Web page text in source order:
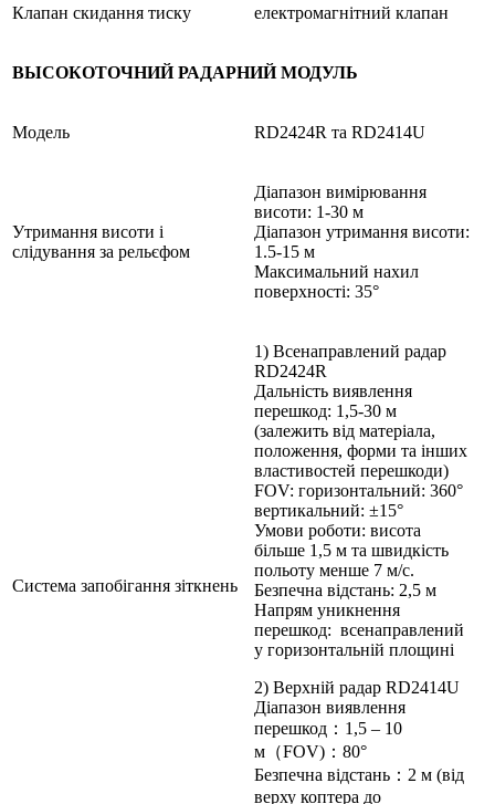
Клапан скидання тиску електромагнітний клапан
ВЫСОКОТОЧНИЙ РАДАРНИЙ МОДУЛЬ
Модель RD2424R та RD2414U
Утримання висоти і
слідування за рельєфом
Діапазон вимірювання
висоти: 1-30 м
Діапазон утримання висоти:
1.5-15 м
Максимальний нахил
поверхності: 35°
Система запобігання зіткнень
1) Всенаправлений радар
RD2424R
Дальність виявлення
перешкод: 1,5-30 м
(залежить від матеріала,
положення, форми та інших
властивостей перешкоди)
FOV: горизонтальний: 360°
вертикальний: ±15°
Умови роботи: висота
більше 1,5 м та швидкість
польоту менше 7 м/с.
Безпечна відстань: 2,5 м
Напрям уникнення
перешкод: всенаправлений
у горизонтальній площині
2) Верхній радар RD2414U
Діапазон виявлення
перешкод：1,5 – 10
м（FOV)：80°
Безпечна відстань：2 м (від
верху коптера до